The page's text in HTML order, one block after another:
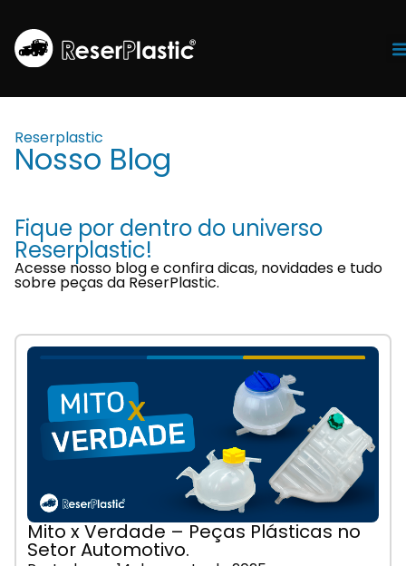
Reserplastic
Nosso Blog
Fique por dentro do universo
Reserplastic!
Acesse nosso blog e confira dicas, novidades e tudo
sobre peças da ReserPlastic.
Mito x Verdade – Peças Plásticas no
Setor Automotivo.